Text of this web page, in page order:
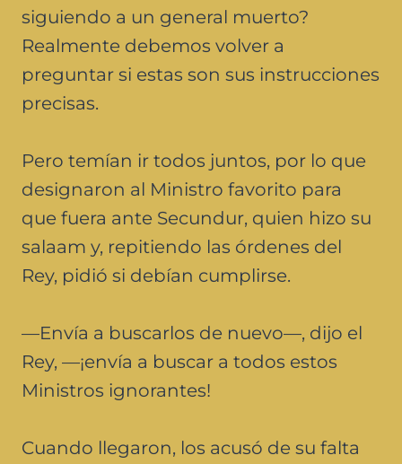
siguiendo a un general muerto?
Realmente debemos volver a
preguntar si estas son sus instrucciones
precisas.
Pero temían ir todos juntos, por lo que
designaron al Ministro favorito para
que fuera ante Secundur, quien hizo su
salaam y, repitiendo las órdenes del
Rey, pidió si debían cumplirse.
—Envía a buscarlos de nuevo—, dijo el
Rey, —¡envía a buscar a todos estos
Ministros ignorantes!
Cuando llegaron, los acusó de su falta